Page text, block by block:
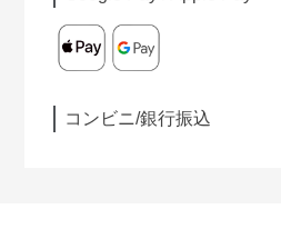
コンビニ/銀行振込